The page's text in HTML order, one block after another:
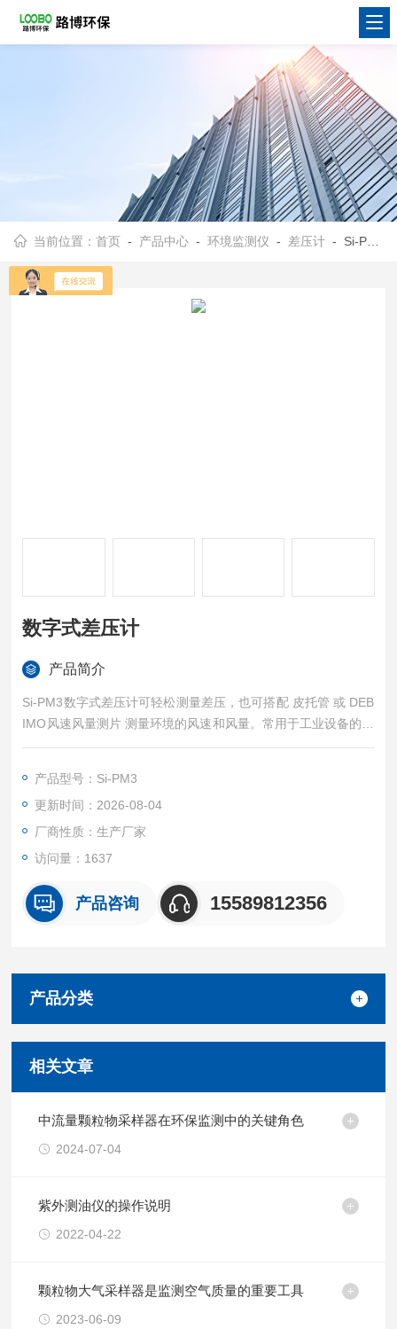
当前位置：首页 - 产品中心 -环境监测仪 - 差压计 - Si-PM3数字式差压计
数字式差压计
产品简介
Si-PM3数字式差压计可轻松测量差压，也可搭配 皮托管 或 DEB
IMO风速风量测片 测量环境的风速和风量。常用于工业设备的维
护或管道检查等工作，是暖通制冷领域专业人士的理想工具，测
产品型号：Si-PM3
更新时间：2026-08-04
厂商性质：生产厂家
访问量：1637
产品咨询 15589812356
产品分类
相关文章
中流量颗粒物采样器在环保监测中的关键角色
2024-07-04
紫外测油仪的操作说明
2022-04-22
颗粒物大气采样器是监测空气质量的重要工具
2023-06-09